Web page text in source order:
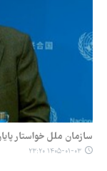
سازمان ملل خواستار
۱۴۰۵-۰۱-۰۳ ۲۳:۲۰